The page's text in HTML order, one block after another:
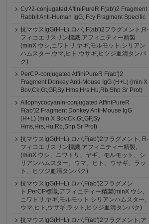
Cy?2-conjugated AffiniPureR F(ab')2 Fragment
Rabbit Anti-Human IgG, Fcγ Fragment Specific
抗マウスIgG(H+L),ロバ, F(ab')2フラグメント,R-
フィコエリスリン標識,アフィニティー精製
(minX ウシ,ニワトリ,ヤギ,モルモット,シリアン
ハムスター,ウマ,ヒト,ウサギ,ヒツジ血清タンパ
ク)
PerCP-conjugated AffiniPureR F(ab')2
Fragment Donkey Anti-Mouse IgG (H+L) (min X
Bov,Ck,Gt,GP,Sy Hms,Hrs,Hu,Rb,Shp Sr Prot)
Allophycocyanin-conjugated AffiniPureR
F(ab')2 Fragment Donkey Anti-Mouse IgG
(H+L) (min X Bov,Ck,Gt,GP,Sy
Hms,Hrs,Hu,Rb,Shp Sr Prot)
抗マウスIgG(H+L),ロバ,F(ab')2フラグメント, R-
フィコエリスリン標識,アフィニティー精製,
(minX ウシ、ニワトリ、ヤギ、モルモット、シ
リアンハムスター、ウマ、ヒト、ウサギ、ラッ
ト、ヒツジ血清タンパク)
抗マウスIgG(H+L),ロバ,F(ab')2フラグメン
ト,PerCP標識,アフィニティー精製(minX ウシ,
ニワトリ,ヤギ,モルモット,シリアンハムスター,
ウマ,ヒト,ウサギ,ラット,ヒツジ血清タンパク)
抗マウスIgG(H+L),ロバ,F(ab')2フラグメント,ア